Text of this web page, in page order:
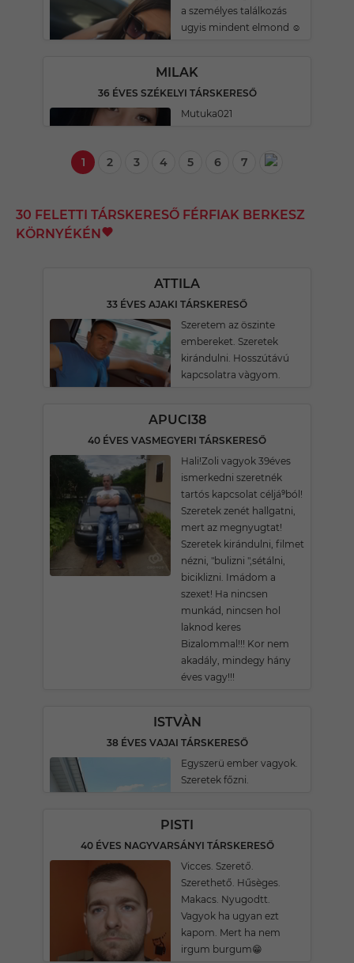
a személyes találkozás
ugyis mindent elmond ☺️
MILAK
36 ÉVES SZÉKELYI TÁRSKERESŐ
Mutuka021
1 2 3 4 5 6 7
30 FELETTI TÁRSKERESŐ FÉRFIAK BERKESZ
KÖRNYÉKÉN
ATTILA
33 ÉVES AJAKI TÁRSKERESŐ
Szeretem az öszinte
embereket. Szeretek
kirándulni. Hosszútávú
kapcsolatra vàgyom.
APUCI38
40 ÉVES VASMEGYERI TÁRSKERESŐ
Hali!Zoli vagyok 39éves
ismerkedni szeretnék
tartós kapcsolat céljá⁹ból!
Szeretek zenét hallgatni,
mert az megnyugtat!
Szeretek kirándulni, filmet
nézni, "bulizni ",sétálni,
biciklizni. Imádom a
szexet! Ha nincsen
munkád, nincsen hol
laknod keres
Bizalommal!!! Kor nem
akadály, mindegy hány
éves vagy!!!
ISTVÀN
38 ÉVES VAJAI TÁRSKERESŐ
Egyszerü ember vagyok.
Szeretek főzni.
PISTI
40 ÉVES NAGYVARSÁNYI TÁRSKERESŐ
Vicces. Szerető.
Szerethető. Hűsèges.
Makacs. Nyugodtt.
Vagyok ha ugyan ezt
kapom. Mert ha nem
irgum burgum😁